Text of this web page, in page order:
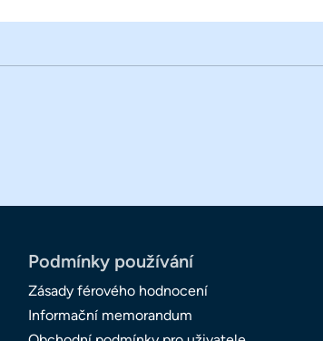
Podmínky používání
Zásady férového hodnocení
Informační memorandum